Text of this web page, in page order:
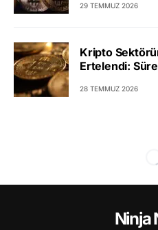
29 TEMMUZ 2026
Kripto
Ertelendi:
28 TEMMUZ 2026
Ninja